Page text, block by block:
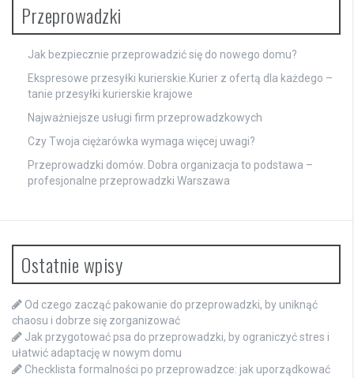
Przeprowadzki
Jak bezpiecznie przeprowadzić się do nowego domu?
Ekspresowe przesyłki kurierskie.Kurier z ofertą dla każdego –
tanie przesyłki kurierskie krajowe
Najważniejsze usługi firm przeprowadzkowych
Czy Twoja ciężarówka wymaga więcej uwagi?
Przeprowadzki domów. Dobra organizacja to podstawa –
profesjonalne przeprowadzki Warszawa
Ostatnie wpisy
Od czego zacząć pakowanie do przeprowadzki, by uniknąć
chaosu i dobrze się zorganizować
Jak przygotować psa do przeprowadzki, by ograniczyć stres i
ułatwić adaptację w nowym domu
Checklista formalności po przeprowadzce: jak uporządkować